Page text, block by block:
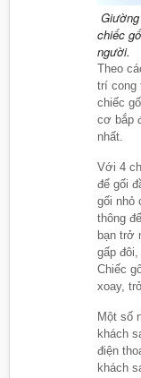
chiếc
người.
Theo
trí cong
chiếc
cơ bắp
nhất.
Với 4
để gối
gối nhỏ
thông
bạn trở
gấp
Chiếc
xoay,
Một số
khách
điện
khách